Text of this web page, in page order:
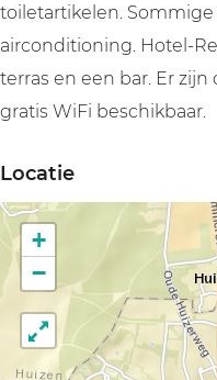
e
v
u
e
toiletartikelen. Sommige
airconditioning. Hotel-
terras en een bar. Er
gratis WiFi beschikbaar.
Locatie
+
−